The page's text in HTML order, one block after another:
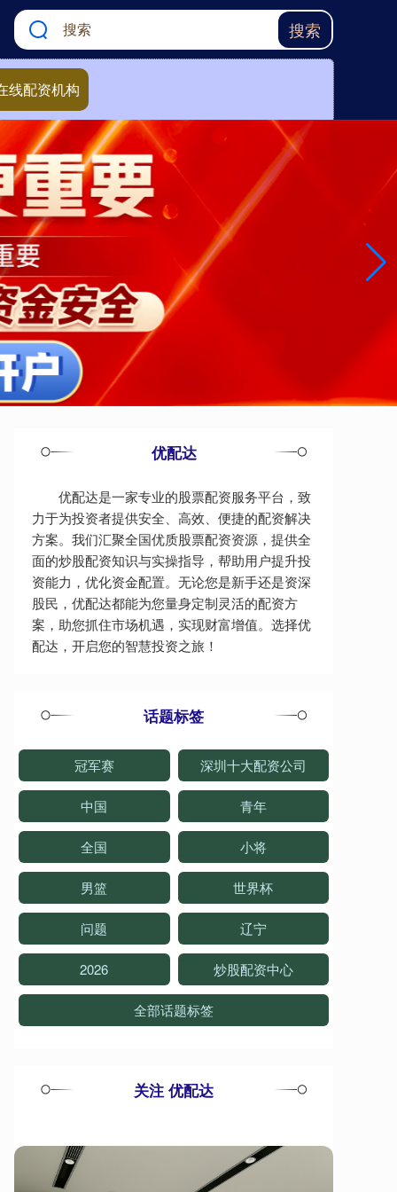
搜索
线配资机构
优配达
优配达是一家专业的股票配资服务平台，致
力于为投资者提供安全、高效、便捷的配资解决
方案。我们汇聚全国优质股票配资资源，提供全
面的炒股配资知识与实操指导，帮助用户提升投
资能力，优化资金配置。无论您是新手还是资深
股民，优配达都能为您量身定制灵活的配资方
案，助您抓住市场机遇，实现财富增值。选择优
配达，开启您的智慧投资之旅！
话题标签
冠军赛 深圳十大配资公司
中国 青年
全国 小将
男篮 世界杯
问题 辽宁
2026 炒股配资中心
全部话题标签
关注 优配达